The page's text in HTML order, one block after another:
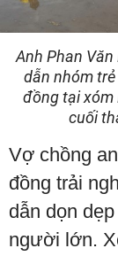
Anh Phan
dẫn nhóm
đồng tại xóm
cuối
Vợ chồng
đồng trải
dẫn dọn
người lớn.